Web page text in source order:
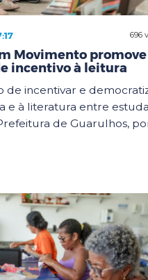
696
Movimento promove
incentivo à leitura
de incentivar e
e à literatura entre
de Guarulhos,